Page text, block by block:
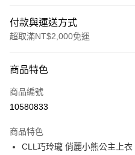
付款與運送方式
超取滿NT$2,000免運
信用卡一次付款
信用卡分期付款
合作金庫商業銀行
華南商業銀行
超商取貨付款
商品特色
商品編號
10580833
商品特色
CLL巧玲瓏 俏麗小熊公主上衣